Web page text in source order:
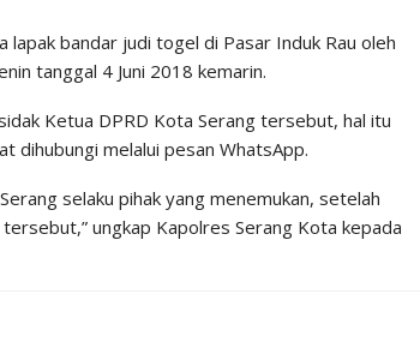
bandar judi togel di Pasar Induk Rau oleh
tanggal 4 Juni 2018 kemarin.
Ketua DPRD Kota Serang tersebut, hal itu
dihubungi melalui pesan WhatsApp.
selaku pihak yang menemukan, setelah
ungkap Kapolres Serang Kota kepada